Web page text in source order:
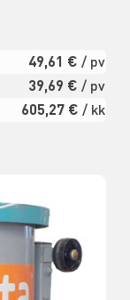
49,61 € / pv
39,69 € / pv
605,27 € / kk